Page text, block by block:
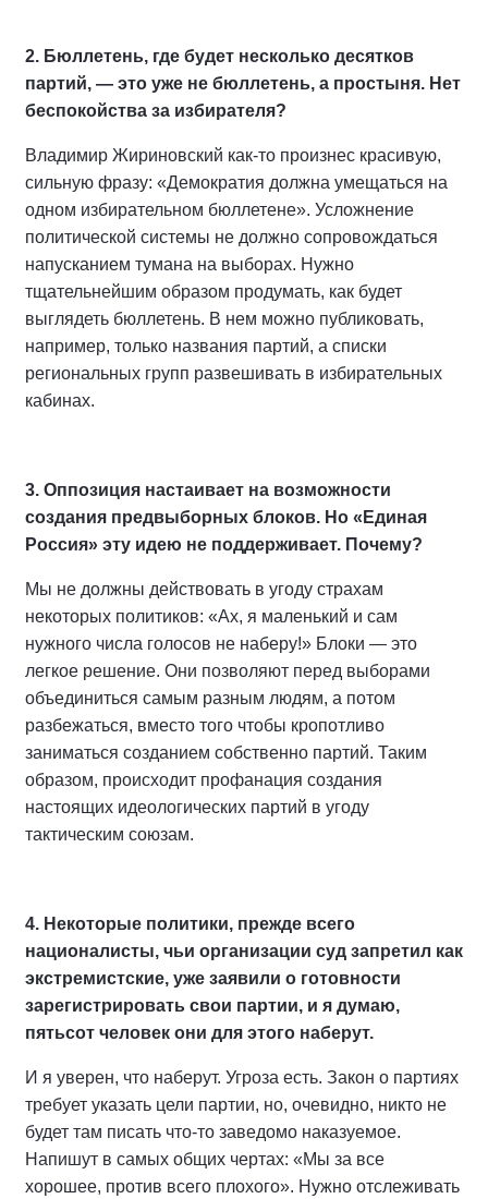
2. Бюллетень, где будет несколько десятков
партий, — это уже не бюллетень, а простыня. Нет
беспокойства за избирателя?
Владимир Жириновский как-то произнес красивую,
сильную фразу: «Демократия должна умещаться на
одном избирательном бюллетене». Усложнение
политической системы не должно сопровождаться
напусканием тумана на выборах. Нужно
тщательнейшим образом продумать, как будет
выглядеть бюллетень. В нем можно публиковать,
например, только названия партий, а списки
региональных групп развешивать в избирательных
кабинах.
3. Оппозиция настаивает на возможности
создания предвыборных блоков. Но «Единая
Россия» эту идею не поддерживает. Почему?
Мы не должны действовать в угоду страхам
некоторых политиков: «Ах, я маленький и сам
нужного числа голосов не наберу!» Блоки — это
легкое решение. Они позволяют перед выборами
объединиться самым разным людям, а потом
разбежаться, вместо того чтобы кропотливо
заниматься созданием собственно партий. Таким
образом, происходит профанация создания
настоящих идеологических партий в угоду
тактическим союзам.
4. Некоторые политики, прежде всего
националисты, чьи организации суд запретил как
экстремистские, уже заявили о готовности
зарегистрировать свои партии, и я думаю,
пятьсот человек они для этого наберут.
И я уверен, что наберут. Угроза есть. Закон о партиях
требует указать цели партии, но, очевидно, никто не
будет там писать что-то заведомо наказуемое.
Напишут в самых общих чертах: «Мы за все
хорошее, против всего плохого». Нужно отслеживать